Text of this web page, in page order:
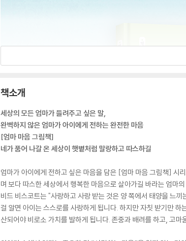
책소개
세상의 모든 엄마가 들려주고 싶은 말,
완벽하지 않은 엄마가 아이에게 전하는 완전한 마음
[엄마 마음 그림책]
네가 품어 나갈 온 세상이 햇볕처럼 말랑하고 따스하길
엄마가 아이에게 전하고 싶은 마음을 담은 [엄마 마음 그림책] 시리
며 보다 따스한 세상에서 행복한 마음으로 살아가길 바라는 엄마
비드 비스코트는 "사랑하고 사랑 받는 것은 양 쪽에서 태양을 느
걸 알면 아이는 스스로를 사랑하게 됩니다. 하지만 자칫 받기만
산되어야 비로소 가치를 발하게 됩니다. 존중과 배려를 하고, 고